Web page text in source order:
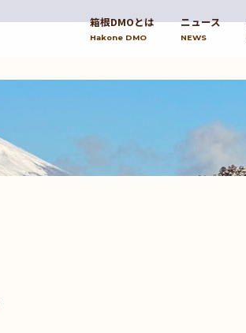
箱根DMOとは
Hakone DMO
ニュース
NEWS